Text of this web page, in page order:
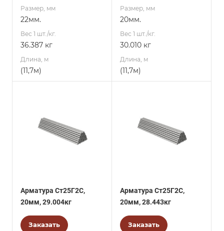
Размер, мм
22мм.
Вес 1 шт./кг.
36.387 кг
Длина, м
(11,7м)
Размер, мм
20мм.
Вес 1 шт./кг.
30.010 кг
Длина, м
(11,7м)
Арматура Ст25Г2С,
20мм, 29.004кг
Заказать
Арматура Ст25Г2С,
20мм, 28.443кг
Заказать